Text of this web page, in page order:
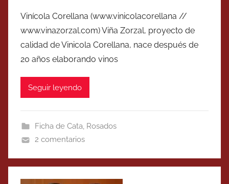
Vinícola Corellana (www.vinicolacorellana //
www.vinazorzal.com) Viña Zorzal, proyecto de
calidad de Vinicola Corellana, nace después de
20 años elaborando vinos
Seguir leyendo
Ficha de Cata, Rosados
2 comentarios